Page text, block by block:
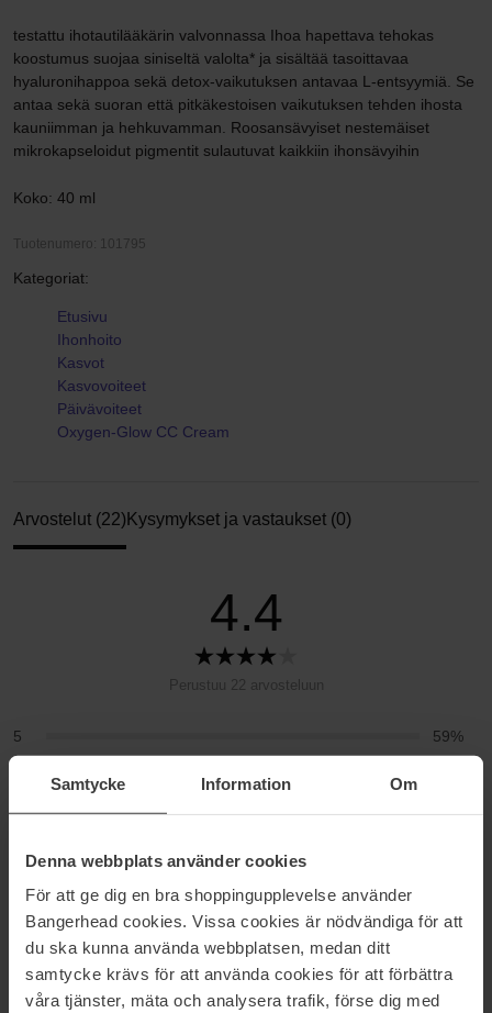
Samtycke Information Om
Denna webbplats använder cookies
För att ge dig en bra shoppingupplevelse använder
Bangerhead cookies. Vissa cookies är nödvändiga för att
du ska kunna använda webbplatsen, medan ditt
samtycke krävs för att använda cookies för att förbättra
våra tjänster, mäta och analysera trafik, förse dig med
testattu ihotautilääkärin valvonnassa Ihoa hapettava tehokas
koostumus suojaa siniseltä valolta* ja sisältää tasoittavaa
hyaluronihappoa sekä detox-vaikutuksen antavaa L-entsyymiä. Se
antaa sekä suoran että pitkäkestoisen vaikutuksen tehden ihosta
kauniimman ja hehkuvamman. Roosansävyiset nestemäiset
mikrokapseloidut pigmentit sulautuvat kaikkiin ihonsävyihin
Koko: 40 ml
Tuotenumero: 101795
Kategoriat:
Etusivu
Ihonhoito
Kasvot
Kasvovoiteet
Päivävoiteet
Oxygen-Glow CC Cream
Arvostelut (22) Kysymykset ja vastaukset (0)
4.4
Perustuu 22 arvosteluun
5
59%
2026-05-31
ihon sävyyn. Mutta mukava voide.